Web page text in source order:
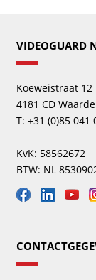
VIDEOGUARD
Koeweistraat 12
4181 CD
T: +31 (0)85 041
KvK: 58562672
BTW: NL